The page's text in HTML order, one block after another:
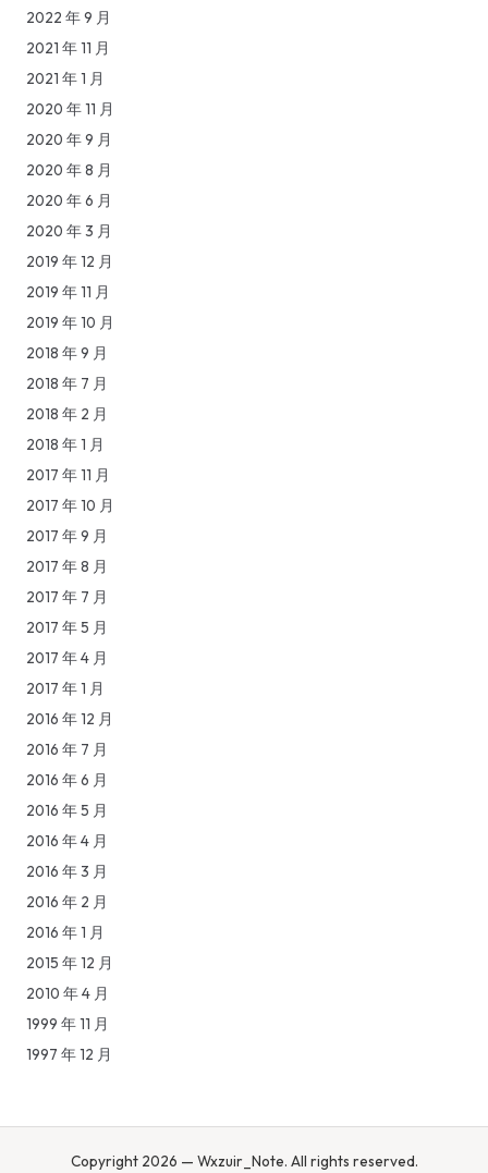
2022 年 9 月
2021 年 11 月
2021 年 1 月
2020 年 11 月
2020 年 9 月
2020 年 8 月
2020 年 6 月
2020 年 3 月
2019 年 12 月
2019 年 11 月
2019 年 10 月
2018 年 9 月
2018 年 7 月
2018 年 2 月
2018 年 1 月
2017 年 11 月
2017 年 10 月
2017 年 9 月
2017 年 8 月
2017 年 7 月
2017 年 5 月
2017 年 4 月
2017 年 1 月
2016 年 12 月
2016 年 7 月
2016 年 6 月
2016 年 5 月
2016 年 4 月
2016 年 3 月
2016 年 2 月
2016 年 1 月
2015 年 12 月
2010 年 4 月
1999 年 11 月
1997 年 12 月
Copyright 2026 — Wxzuir_Note. All rights reserved.